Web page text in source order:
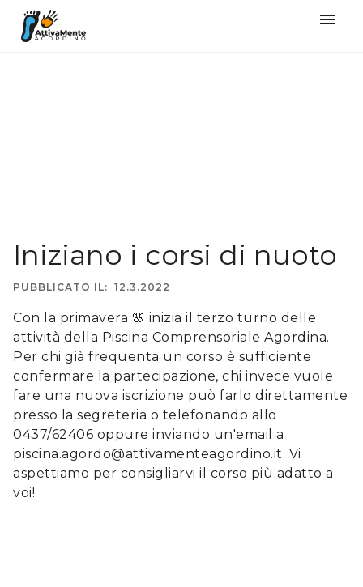
󰍜
Con la primavera 🌸 inizia il terzo turno delle
attività della Piscina Comprensoriale Agordina.
Per chi già frequenta un corso è sufficiente
confermare la partecipazione, chi invece vuole
fare una nuova iscrizione può farlo direttamente
presso la segreteria o telefonando allo
0437/62406 oppure inviando un'email a
piscina.agordo@attivamenteagordino.it. Vi
aspettiamo per consigliarvi il corso più adatto a
voi!
Iniziano i corsi di nuoto
PUBBLICATO IL: 12.3.2022